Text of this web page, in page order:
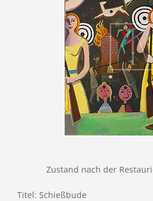
Zustand nach der
Titel: Schießbude